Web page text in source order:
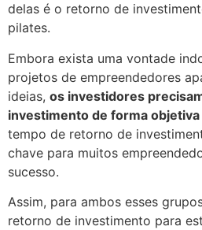
delas é o retorno de
pilates.
Embora exista uma vontade
projetos de empreendedores
ideias, os investidores
investimento de forma
tempo de retorno de
chave para muitos
sucesso.
Assim, para ambos esses
retorno de investimento para